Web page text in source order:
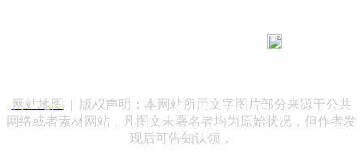
网站地图
| 版权声明：本网站所用文字图片部分来源于公共
网络或者素材网站，凡图文未署名者均为原始状况，但作者发
现后可告知认领，